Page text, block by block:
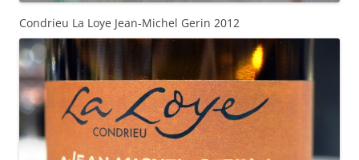
Condrieu La Loye Jean-Michel Gerin 2012